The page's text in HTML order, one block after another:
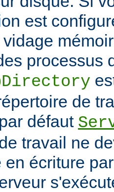
est
processus
de
défaut
travail ne
en écriture